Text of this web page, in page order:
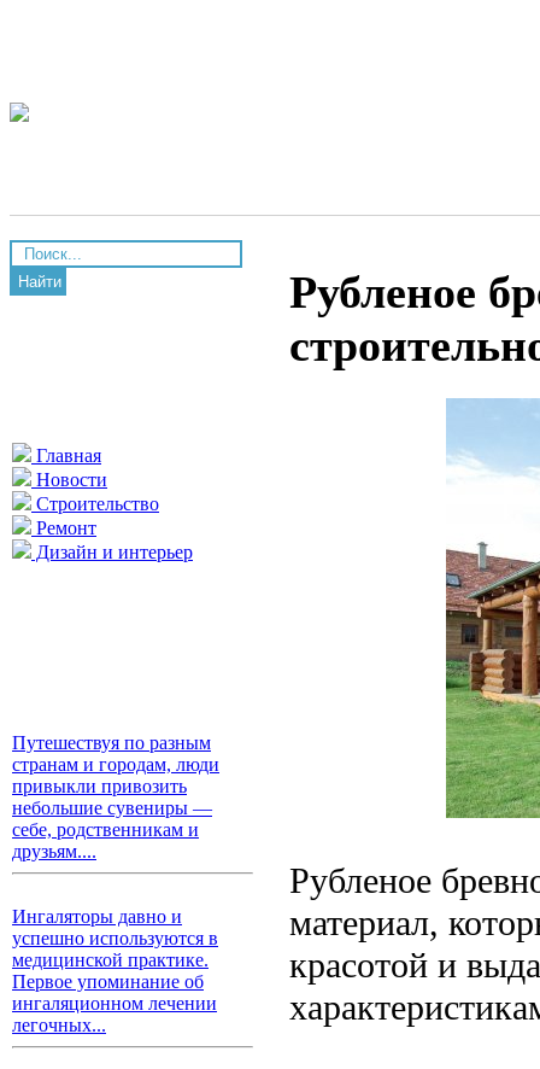
Найти
Главная
Новости
Строительство
Ремонт
Дизайн и интерьер
Путешествуя по разным
странам и городам, люди
привыкли привозить
небольшие сувениры —
себе, родственникам и
друзьям....
Ингаляторы давно и
успешно используются в
медицинской практике.
Первое упоминание об
ингаляционном лечении
легочных...
Рубленое
Рубленое
материал,
красотой и